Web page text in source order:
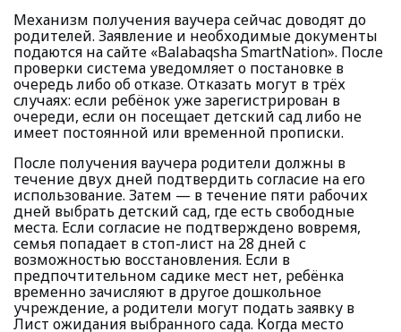
Механизм получения ваучера сейчас доводят до
родителей. Заявление и необходимые документы
подаются на сайте «Balabaqsha SmartNation». После
проверки система уведомляет о постановке в
очередь либо об отказе. Отказать могут в трёх
случаях: если ребёнок уже зарегистрирован в
очереди, если он посещает детский сад либо не
имеет постоянной или временной прописки.
После получения ваучера родители должны в
течение двух дней подтвердить согласие на его
использование. Затем — в течение пяти рабочих
дней выбрать детский сад, где есть свободные
места. Если согласие не подтверждено вовремя,
семья попадает в стоп-лист на 28 дней с
возможностью восстановления. Если в
предпочтительном садике мест нет, ребёнка
временно зачисляют в другое дошкольное
учреждение, а родители могут подать заявку в
Лист ожидания выбранного сада. Когда место